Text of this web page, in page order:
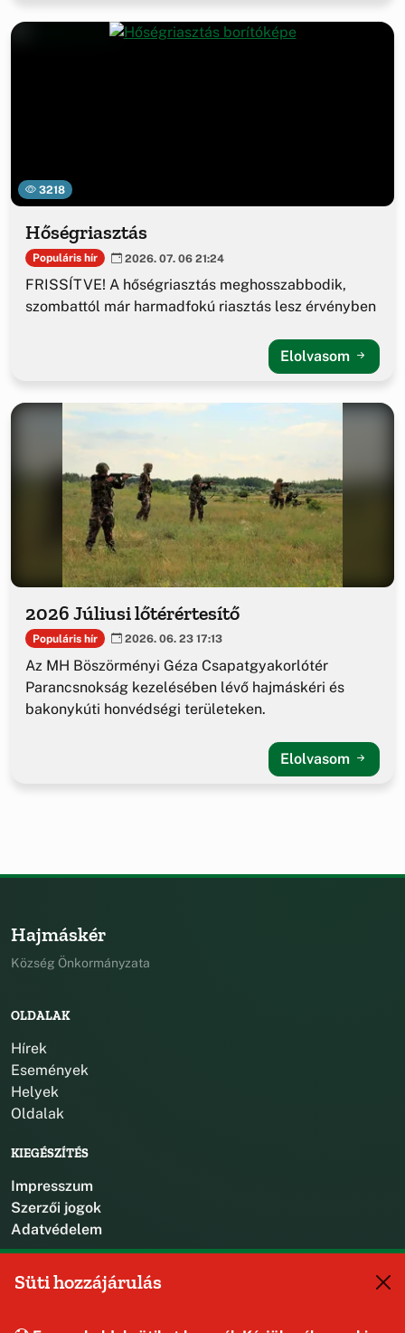
3218
Hőségriasztás
Populáris hír 2026. 07. 06 21:24
FRISSÍTVE! A hőségriasztás meghosszabbodik,
szombattól már harmadfokú riasztás lesz érvényben
Elolvasom
2026 Júliusi lőtérértesítő
Populáris hír 2026. 06. 23 17:13
Az MH Böszörményi Géza Csapatgyakorlótér
Parancsnokság kezelésében lévő hajmáskéri és
bakonykúti honvédségi területeken.
Elolvasom
Hajmáskér
Község Önkormányzata
OLDALAK
Hírek
Események
Helyek
Oldalak
KIEGÉSZÍTÉS
Impresszum
Szerzői jogok
Adatvédelem
Süti hozzájárulás